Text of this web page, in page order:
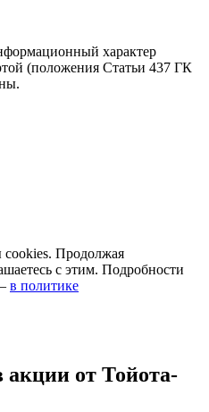
характер
(положения Статьи 437 ГК
cookies. Продолжая
с этим. Подробности
в политике
от Тойота-